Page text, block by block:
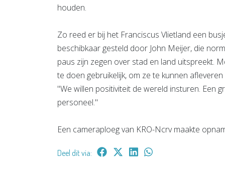
houden.
Zo reed er bij het Franciscus Vlietland een
beschibkaar gesteld door John Meijer, die
paus zijn zegen over stad en land uitspreekt.
te doen gebruikelijk, om ze te kunnen
"We willen positiviteit de wereld insturen. Een
personeel."
Een cameraploeg van KRO-Ncrv maakte
Deel dit via: